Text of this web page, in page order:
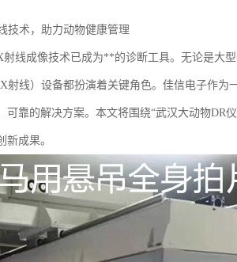
技术，助力动物健康管理
线成像技术已成为**的诊断工具。无论是大
射线）设备都扮演着关键角色。佳信电子作为
靠的解决方案。本文将围绕“武汉大动物DR
成果。